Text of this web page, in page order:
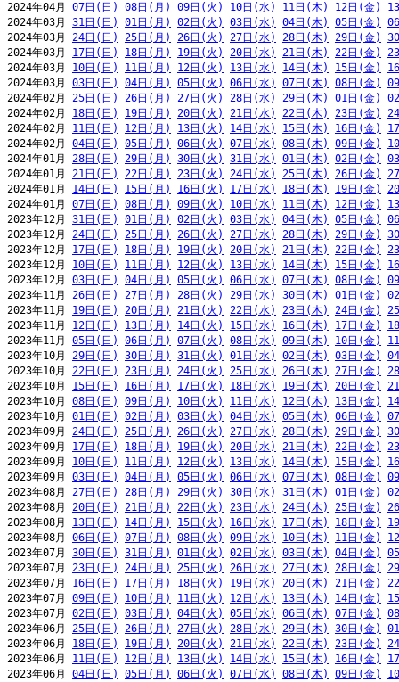
2024年04月 07日(日) 08日(月) 09日(火) 10日(水) 11日(木) 12日(金)
2024年03月 31日(日) 01日(月) 02日(火) 03日(水) 04日(木) 05日(金)
2024年03月 24日(日) 25日(月) 26日(火) 27日(水) 28日(木) 29日(金)
2024年03月 17日(日) 18日(月) 19日(火) 20日(水) 21日(木) 22日(金)
2024年03月 10日(日) 11日(月) 12日(火) 13日(水) 14日(木) 15日(金)
2024年03月 03日(日) 04日(月) 05日(火) 06日(水) 07日(木) 08日(金)
2024年02月 25日(日) 26日(月) 27日(火) 28日(水) 29日(木) 01日(金)
2024年02月 18日(日) 19日(月) 20日(火) 21日(水) 22日(木) 23日(金)
2024年02月 11日(日) 12日(月) 13日(火) 14日(水) 15日(木) 16日(金)
2024年02月 04日(日) 05日(月) 06日(火) 07日(水) 08日(木) 09日(金)
2024年01月 28日(日) 29日(月) 30日(火) 31日(水) 01日(木) 02日(金)
2024年01月 21日(日) 22日(月) 23日(火) 24日(水) 25日(木) 26日(金)
2024年01月 14日(日) 15日(月) 16日(火) 17日(水) 18日(木) 19日(金)
2024年01月 07日(日) 08日(月) 09日(火) 10日(水) 11日(木) 12日(金)
2023年12月 31日(日) 01日(月) 02日(火) 03日(水) 04日(木) 05日(金)
2023年12月 24日(日) 25日(月) 26日(火) 27日(水) 28日(木) 29日(金)
2023年12月 17日(日) 18日(月) 19日(火) 20日(水) 21日(木) 22日(金)
2023年12月 10日(日) 11日(月) 12日(火) 13日(水) 14日(木) 15日(金)
2023年12月 03日(日) 04日(月) 05日(火) 06日(水) 07日(木) 08日(金)
2023年11月 26日(日) 27日(月) 28日(火) 29日(水) 30日(木) 01日(金)
2023年11月 19日(日) 20日(月) 21日(火) 22日(水) 23日(木) 24日(金)
2023年11月 12日(日) 13日(月) 14日(火) 15日(水) 16日(木) 17日(金)
2023年11月 05日(日) 06日(月) 07日(火) 08日(水) 09日(木) 10日(金)
2023年10月 29日(日) 30日(月) 31日(火) 01日(水) 02日(木) 03日(金)
2023年10月 22日(日) 23日(月) 24日(火) 25日(水) 26日(木) 27日(金)
2023年10月 15日(日) 16日(月) 17日(火) 18日(水) 19日(木) 20日(金)
2023年10月 08日(日) 09日(月) 10日(火) 11日(水) 12日(木) 13日(金)
2023年10月 01日(日) 02日(月) 03日(火) 04日(水) 05日(木) 06日(金)
2023年09月 24日(日) 25日(月) 26日(火) 27日(水) 28日(木) 29日(金)
2023年09月 17日(日) 18日(月) 19日(火) 20日(水) 21日(木) 22日(金)
2023年09月 10日(日) 11日(月) 12日(火) 13日(水) 14日(木) 15日(金)
2023年09月 03日(日) 04日(月) 05日(火) 06日(水) 07日(木) 08日(金)
2023年08月 27日(日) 28日(月) 29日(火) 30日(水) 31日(木) 01日(金)
2023年08月 20日(日) 21日(月) 22日(火) 23日(水) 24日(木) 25日(金)
2023年08月 13日(日) 14日(月) 15日(火) 16日(水) 17日(木) 18日(金)
2023年08月 06日(日) 07日(月) 08日(火) 09日(水) 10日(木) 11日(金)
2023年07月 30日(日) 31日(月) 01日(火) 02日(水) 03日(木) 04日(金)
2023年07月 23日(日) 24日(月) 25日(火) 26日(水) 27日(木) 28日(金)
2023年07月 16日(日) 17日(月) 18日(火) 19日(水) 20日(木) 21日(金)
2023年07月 09日(日) 10日(月) 11日(火) 12日(水) 13日(木) 14日(金)
2023年07月 02日(日) 03日(月) 04日(火) 05日(水) 06日(木) 07日(金)
2023年06月 25日(日) 26日(月) 27日(火) 28日(水) 29日(木) 30日(金)
2023年06月 18日(日) 19日(月) 20日(火) 21日(水) 22日(木) 23日(金)
2023年06月 11日(日) 12日(月) 13日(火) 14日(水) 15日(木) 16日(金)
2023年06月 04日(日) 05日(月) 06日(火) 07日(水) 08日(木) 09日(金)